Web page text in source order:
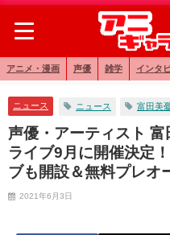
アニメ・漫画 声優 雑学 インタ
ニュース ニュース 富田美
声優・アーティスト
ライブ9月に開催決定
ブも開設＆無料プレオ
2021年6月3日